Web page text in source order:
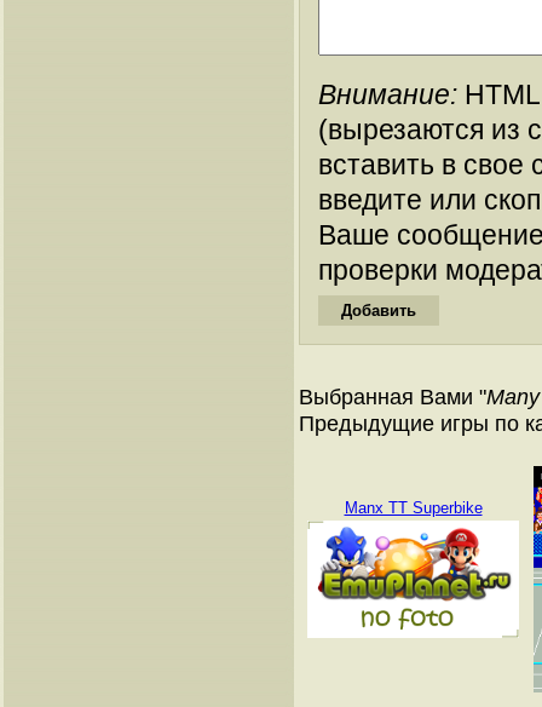
Внимание:
(вырезаются из
вставить в
введите или
Ваше
проверки
Выбранная Вами "
Предыдущие игры по
Manx TT Superbike